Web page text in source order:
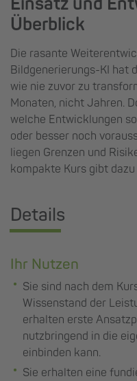
Überblick
Die rasante
Bildgenerierungs-KI hat
wie nie zuvor zu
Monaten, nicht Jahren.
welche Entwicklungen
oder besser noch
liegen Grenzen und
kompakte Kurs gibt
Details
Ihr Nutzen
Sie sind nach dem
Wissenstand der
erhalten erste
nutzbringend in die
einbinden kann.
Sie erhalten eine